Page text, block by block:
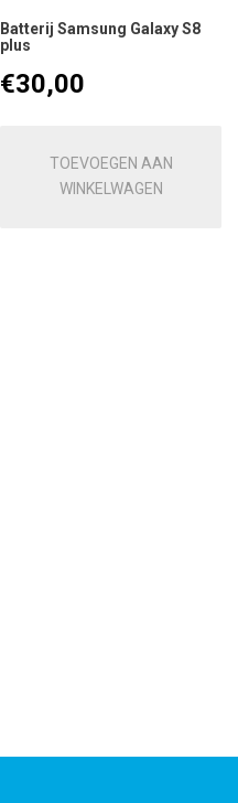
Batterij Samsung Galaxy S8
plus
€30,00
TOEVOEGEN AAN
WINKELWAGEN